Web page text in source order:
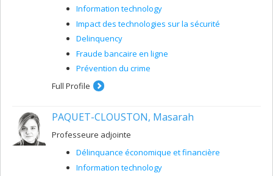
Information technology
Impact des technologies sur la sécurité
Delinquency
Fraude bancaire en ligne
Prévention du crime
Full Profile
PAQUET-CLOUSTON, Masarah
Professeure adjointe
Délinquance économique et financière
Information technology